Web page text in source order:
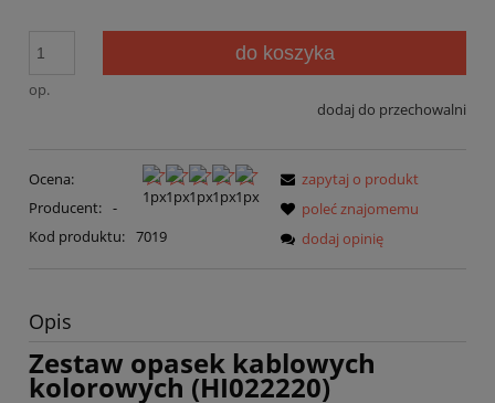
op.
do koszyka
dodaj do przechowalni
Ocena:
Producent: -
Kod produktu: 7019
zapytaj o produkt
poleć znajomemu
dodaj opinię
Opis
Zestaw opasek kablowych
kolorowych (HI022220)